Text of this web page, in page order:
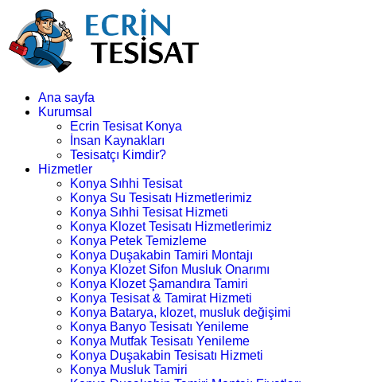
Ana sayfa
Kurumsal
Ecrin Tesisat Konya
İnsan Kaynakları
Tesisatçı Kimdir?
Hizmetler
Konya Sıhhi Tesisat
Konya Su Tesisatı Hizmetlerimiz
Konya Sıhhi Tesisat Hizmeti
Konya Klozet Tesisatı Hizmetlerimiz
Konya Petek Temizleme
Konya Duşakabin Tamiri Montajı
Konya Klozet Sifon Musluk Onarımı
Konya Klozet Şamandıra Tamiri
Konya Tesisat & Tamirat Hizmeti
Konya Batarya, klozet, musluk değişimi
Konya Banyo Tesisatı Yenileme
Konya Mutfak Tesisatı Yenileme
Konya Duşakabin Tesisatı Hizmeti
Konya Musluk Tamiri